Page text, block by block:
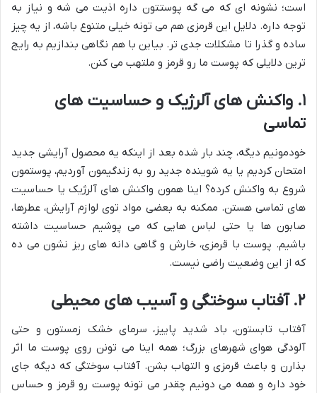
است؛ نشونه ای که می گه پوستتون داره اذیت می شه و نیاز به
توجه داره. دلایل این قرمزی هم می تونه خیلی متنوع باشه، از یه چیز
ساده و گذرا تا مشکلات جدی تر. بیاین با هم نگاهی بندازیم به رایج
ترین دلایلی که پوست ما رو قرمز و ملتهب می کنن.
۱. واکنش های آلرژیک و حساسیت های
تماسی
خودمونیم دیگه، چند بار شده بعد از اینکه یه محصول آرایشی جدید
امتحان کردیم یا یه شوینده جدید رو به زندگیمون آوردیم، پوستمون
شروع به واکنش کرده؟ اینا همون واکنش های آلرژیک یا حساسیت
های تماسی هستن. ممکنه به بعضی مواد توی لوازم آرایش، عطرها،
صابون ها یا حتی لباس هایی که می پوشیم حساسیت داشته
باشیم. پوست با قرمزی، خارش و گاهی دانه های ریز نشون می ده
که از این وضعیت راضی نیست.
۲. آفتاب سوختگی و آسیب های محیطی
آفتاب تابستون، باد شدید پاییز، سرمای خشک زمستون و حتی
آلودگی هوای شهرهای بزرگ؛ همه اینا می تونن روی پوست ما اثر
بذارن و باعث قرمزی و التهاب بشن. آفتاب سوختگی که دیگه جای
خود داره و همه می دونیم چقدر می تونه پوست رو قرمز و حساس